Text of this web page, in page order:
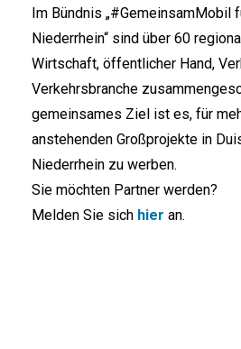
Im Bündnis „#GemeinsamMobil
Niederrhein“ sind über 60
Wirtschaft, öffentlicher Hand,
Verkehrsbranche
gemeinsames Ziel ist es, für
anstehenden Großprojekte in
Niederrhein zu werben.
Sie möchten Partner werden?
Melden Sie sich hier an.